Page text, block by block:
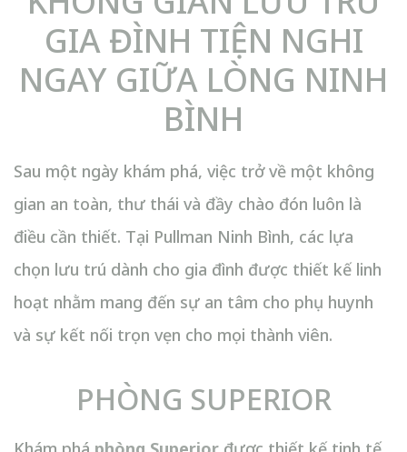
GIA ĐÌNH TIỆN NGHI
NGAY GIỮA LÒNG NINH
BÌNH
Sau một ngày khám phá, việc trở về một không
gian an toàn, thư thái và đầy chào đón luôn là
điều cần thiết. Tại Pullman Ninh Bình, các lựa
chọn lưu trú dành cho gia đình được thiết kế linh
hoạt nhằm mang đến sự an tâm cho phụ huynh
và sự kết nối trọn vẹn cho mọi thành viên.
PHÒNG SUPERIOR